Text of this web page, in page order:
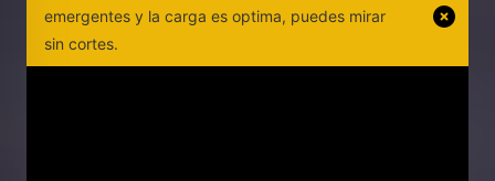
emergentes y la carga es optima, puedes mirar
sin cortes.